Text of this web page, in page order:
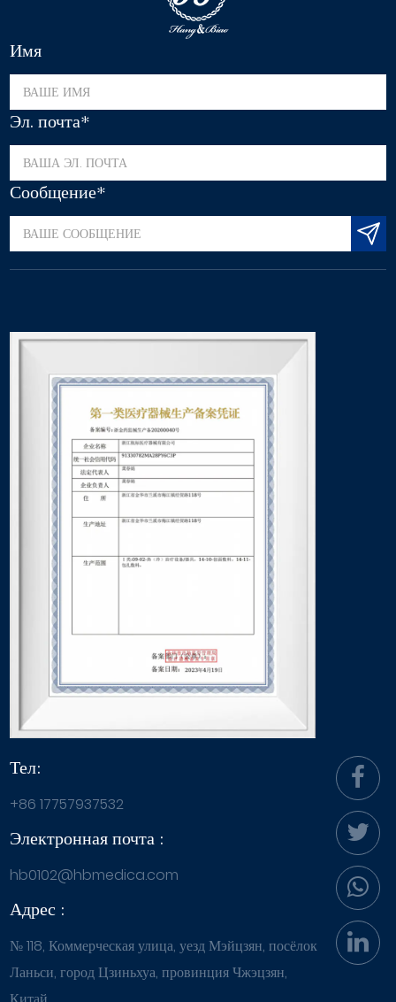
Имя
Эл. почта*
Сообщение*
Тел:
+86 17757937532
Электронная почта :
hb0102@hbmedica.com
Адрес :
№ 118, Коммерческая улица, уезд Мэйцзян, посёлок
Ланьси, город Цзиньхуа, провинция Чжэцзян,